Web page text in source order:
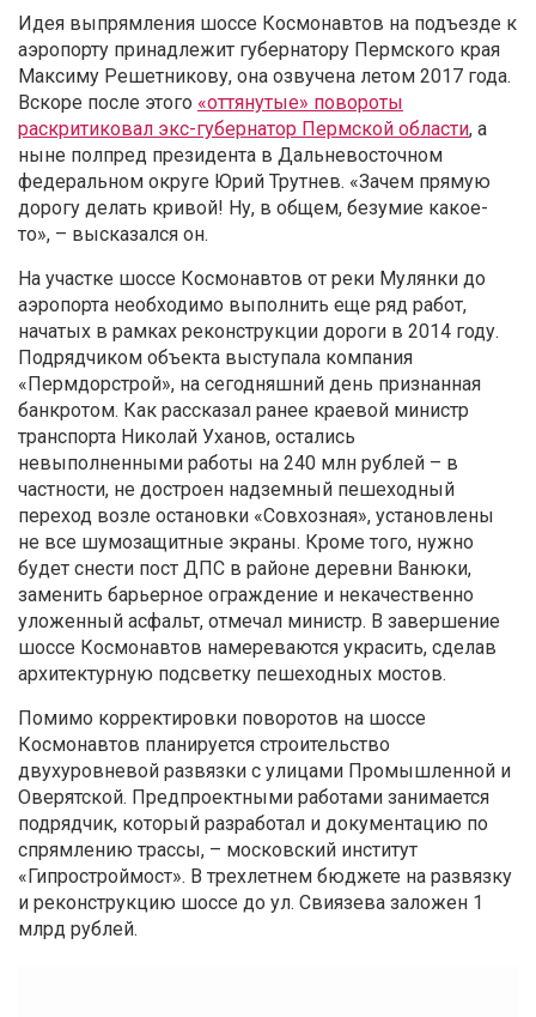
Идея выпрямления шоссе Космонавтов на подъезде к
аэропорту принадлежит губернатору Пермского края
Максиму Решетникову, она озвучена летом 2017 года.
Вскоре после этого «оттянутые» повороты
раскритиковал экс-губернатор Пермской области, а
ныне полпред президента в Дальневосточном
федеральном округе Юрий Трутнев. «Зачем прямую
дорогу делать кривой! Ну, в общем, безумие какое-
то», – высказался он.
На участке шоссе Космонавтов от реки Мулянки до
аэропорта необходимо выполнить еще ряд работ,
начатых в рамках реконструкции дороги в 2014 году.
Подрядчиком объекта выступала компания
«Пермдорстрой», на сегодняшний день признанная
банкротом. Как рассказал ранее краевой министр
транспорта Николай Уханов, остались
невыполненными работы на 240 млн рублей – в
частности, не достроен надземный пешеходный
переход возле остановки «Совхозная», установлены
не все шумозащитные экраны. Кроме того, нужно
будет снести пост ДПС в районе деревни Ванюки,
заменить барьерное ограждение и некачественно
уложенный асфальт, отмечал министр. В завершение
шоссе Космонавтов намереваются украсить, сделав
архитектурную подсветку пешеходных мостов.
Помимо корректировки поворотов на шоссе
Космонавтов планируется строительство
двухуровневой развязки с улицами Промышленной и
Оверятской. Предпроектными работами занимается
подрядчик, который разработал и документацию по
спрямлению трассы, – московский институт
«Гипростроймост». В трехлетнем бюджете на развязку
и реконструкцию шоссе до ул. Свиязева заложен 1
млрд рублей.